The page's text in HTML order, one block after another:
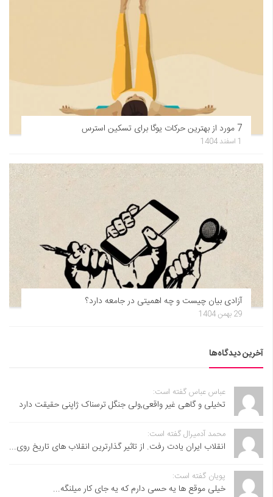
7 مورد از بهترین حرکات یوگا برای تسکین استرس
1 اسفند 1404
آزادی بیان چیست و چه اهمیتی در جامعه دارد؟
29 بهمن 1404
آخرین دیدگاه‌ها
عباس عباس گفته است:
تخیلی و گاهی غیر واقعی,ولی جنگل ترسناک ژاپنی حقیقت دارد
محمد آدمیرال گفته است:
انقلاب ایران یادت رفت. از تاثیر گذارترین انقلاب های تاریخ روی...
پویان گفته است:
خیلی موقع ها یه حسی دارم که یه جای کار میلنگه...